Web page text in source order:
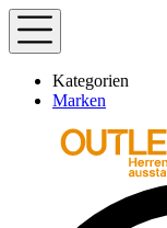
Kategorien
Marken